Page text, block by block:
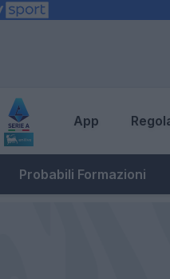
App
Probabili Formazioni